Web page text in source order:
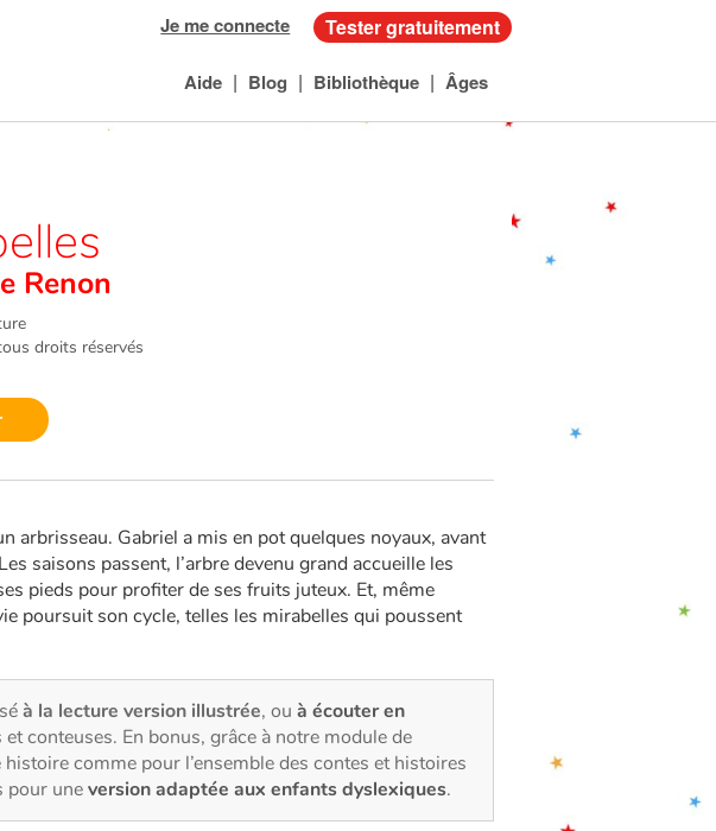
Je me connecte Tester gratuitement
Aide | Blog | Bibliothèque | Âges
Renon
droits réservés
arbrisseau. Gabriel a mis en pot quelques noyaux, avant
saisons passent, l’arbre devenu grand accueille les
pieds pour profiter de ses fruits juteux. Et, même
poursuit son cycle, telles les mirabelles qui poussent
à la lecture version illustrée, ou à écouter en
conteuses. En bonus, grâce à notre module de
comme pour l’ensemble des contes et histoires
pour uneversion adaptée aux enfants dyslexiques.